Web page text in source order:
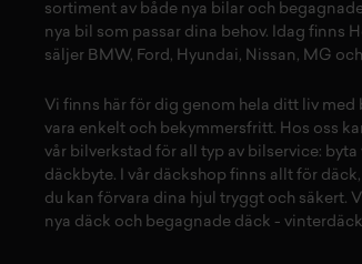
sortiment av både nya bilar och
nya bil som passar dina behov. Idag finns
säljer BMW, Ford, Hyundai, Nissan , MG och
Vi finns här för dig genom hela ditt liv
vara enkelt och bekymmersfritt. Hos oss
vår bilverkstad för all typ av bilservice: byta
däckbyte. I vår däckshop finns allt för däck,
du kan förvara dina hjul tryggt och säkert.
nya däck och begagnade däck - vinterdäck